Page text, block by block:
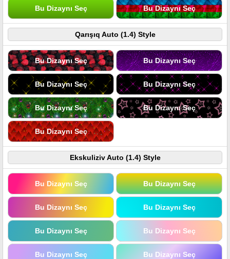
Bu Dizaynı Seç Bu Dizaynı Seç
Qarışıq Auto (1.4) Style
Bu Dizaynı Seç Bu Dizaynı Seç
Bu Dizaynı Seç Bu Dizaynı Seç
Bu Dizaynı Seç Bu Dizaynı Seç
Bu Dizaynı Seç
Ekskuliziv Auto (1.4) Style
Bu Dizaynı Seç Bu Dizaynı Seç
Bu Dizaynı Seç Bu Dizaynı Seç
Bu Dizaynı Seç Bu Dizaynı Seç
Bu Dizaynı Seç Bu Dizaynı Seç